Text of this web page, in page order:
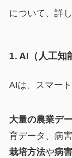
について、詳
1. AI（人工知
AIは、スマー
大量の農業デ
育データ、病
栽培方法や病